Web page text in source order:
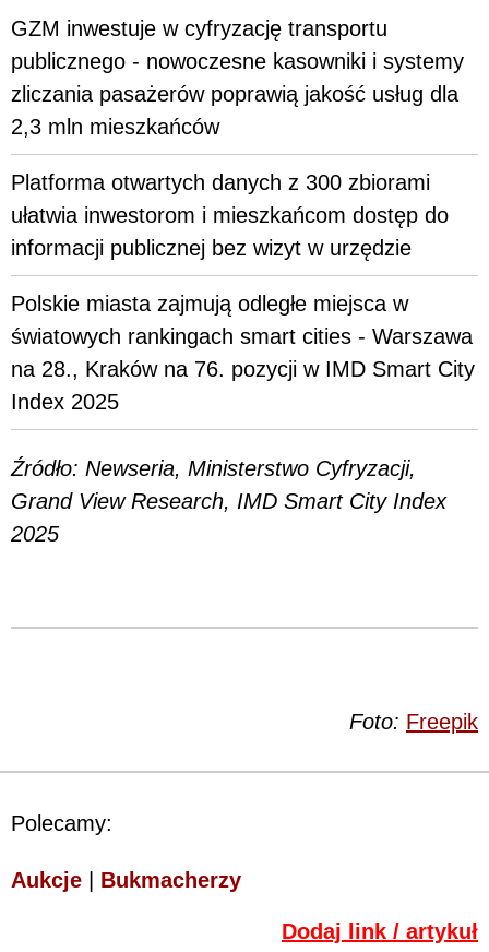
GZM inwestuje w cyfryzację transportu
publicznego - nowoczesne kasowniki i systemy
zliczania pasażerów poprawią jakość usług dla
2,3 mln mieszkańców
Platforma otwartych danych z 300 zbiorami
ułatwia inwestorom i mieszkańcom dostęp do
informacji publicznej bez wizyt w urzędzie
Polskie miasta zajmują odległe miejsca w
światowych rankingach smart cities - Warszawa
na 28., Kraków na 76. pozycji w IMD Smart City
Index 2025
Źródło: Newseria, Ministerstwo Cyfryzacji,
Grand View Research, IMD Smart City Index
2025
Foto: Freepik
Polecamy:
Aukcje Bukmacherzy
Dodaj link / artykuł